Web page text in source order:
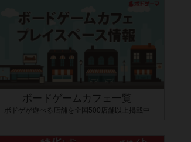
ボードゲームカフェ一覧
ボドゲが遊べる店舗を全国500店舗以上掲載中